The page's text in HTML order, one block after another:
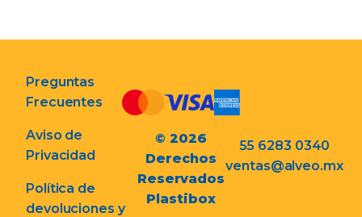
Preguntas
Frecuentes
Aviso de
Privacidad
Política de
devoluciones y
© 2026
Derechos
Reservados
Plastibox
55 6283 0340
ventas@alveo.mx